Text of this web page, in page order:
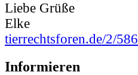
Liebe Grüße
Elke
tierrechtsforen.de/2/
Informieren